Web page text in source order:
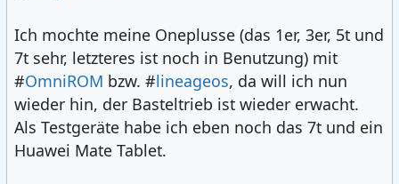
Ich mochte meine Oneplusse (das 1er, 3er, 5t und
7t sehr, letzteres ist noch in Benutzung) mit
#OmniROM bzw. #lineageos, da will ich nun
wieder hin, der Basteltrieb ist wieder erwacht.
Als Testgeräte habe ich eben noch das 7t und ein
Huawei Mate Tablet.